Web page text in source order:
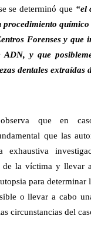
se determinó que “el
procedimiento químico
Forenses y que
y que
dentales extraídas
que en
que las
exhaustiva
de la víctima y llevar
para determinar
o llevar a cabo
circunstancias del